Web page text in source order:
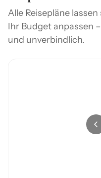
Alle Reisepläne
Ihr Budget anpassen
und unverbindlich.